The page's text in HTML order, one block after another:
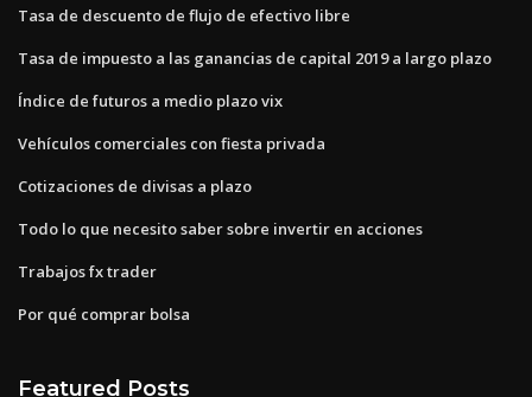
Tasa de descuento de flujo de efectivo libre
Tasa de impuesto a las ganancias de capital 2019 a largo plazo
Índice de futuros a medio plazo vix
Vehículos comerciales con fiesta privada
Cotizaciones de divisas a plazo
Todo lo que necesito saber sobre invertir en acciones
Trabajos fx trader
Por qué comprar bolsa
Featured Posts